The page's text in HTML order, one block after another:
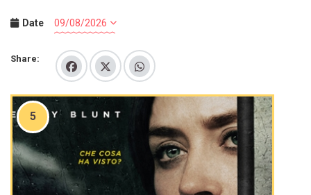
Date
Share:
5